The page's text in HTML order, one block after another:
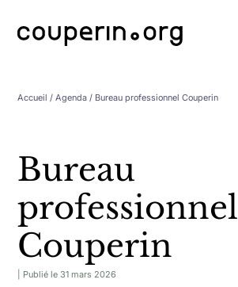
Accueil / Agenda / Bureau professionnel Couperin
Bureau
professionnel
Couperin
| Publié le 31 mars 2026